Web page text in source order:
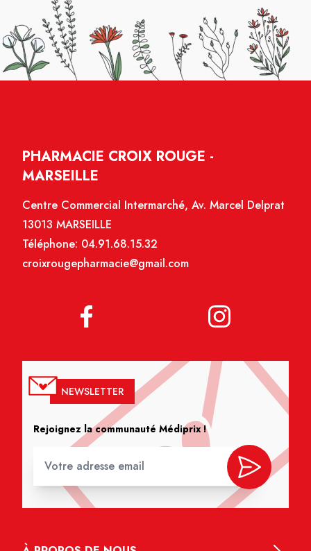
PHARMACIE CROIX ROUGE -
MARSEILLE
Centre Commercial Intermarché, Av. Marcel Delprat
13013 MARSEILLE
Téléphone: 04.91.68.15.32
croixrougepharmacie@gmail.com
NEWSLETTER
Rejoignez la communauté Médiprix !